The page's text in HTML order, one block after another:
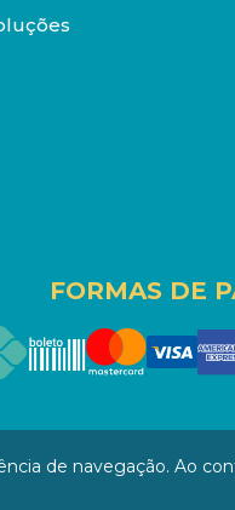
FORMAS DE
94 - LOJA - Rua
de navegação. Ao